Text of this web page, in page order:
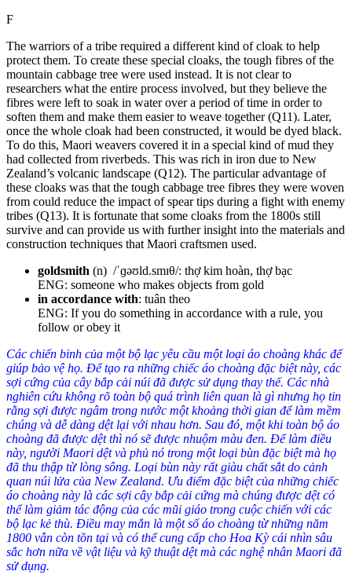
F
The warriors of a tribe required a different kind of cloak to help
protect them. To create these special cloaks, the tough fibres of the
mountain cabbage tree were used instead. It is not clear to
researchers what the entire process involved, but they believe the
fibres were left to soak in water over a period of time in order to
soften them and make them easier to weave together (Q11). Later,
once the whole cloak had been constructed, it would be dyed black.
To do this, Maori weavers covered it in a special kind of mud they
had collected from riverbeds. This was rich in iron due to New
Zealand’s volcanic landscape (Q12). The particular advantage of
these cloaks was that the tough cabbage tree fibres they were woven
from could reduce the impact of spear tips during a fight with enemy
tribes (Q13). It is fortunate that some cloaks from the 1800s still
survive and can provide us with further insight into the materials and
construction techniques that Maori craftsmen used.
goldsmith (n) /ˈɡəʊld.smɪθ/: thợ kim hoàn, thợ bạc
ENG: someone who makes objects from gold
in accordance with: tuân theo
ENG: If you do something in accordance with a rule, you
follow or obey it
Các chiến binh của một bộ lạc yêu cầu một loại áo choàng khác để
giúp bảo vệ họ. Để tạo ra những chiếc áo choàng đặc biệt này, các
sợi cứng của cây bắp cải núi đã được sử dụng thay thế. Các nhà
nghiên cứu không rõ toàn bộ quá trình liên quan là gì nhưng họ tin
rằng sợi được ngâm trong nước một khoảng thời gian để làm mềm
chúng và dễ dàng dệt lại với nhau hơn. Sau đó, một khi toàn bộ áo
choàng đã được dệt thì nó sẽ được nhuộm màu đen. Để làm điều
này, người Maori dệt và phủ nó trong một loại bùn đặc biệt mà họ
đã thu thập từ lòng sông. Loại bùn này rất giàu chất sắt do cảnh
quan núi lửa của New Zealand. Ưu điểm đặc biệt của những chiếc
áo choàng này là các sợi cây bắp cải cứng mà chúng được dệt có
thể làm giảm tác động của các mũi giáo trong cuộc chiến với các
bộ lạc kẻ thù. Điều may mắn là một số áo choàng từ những năm
1800 vẫn còn tồn tại và có thể cung cấp cho Hoa Kỳ cái nhìn sâu
sắc hơn nữa về vật liệu và kỹ thuật dệt mà các nghệ nhân Maori đã
sử dụng.